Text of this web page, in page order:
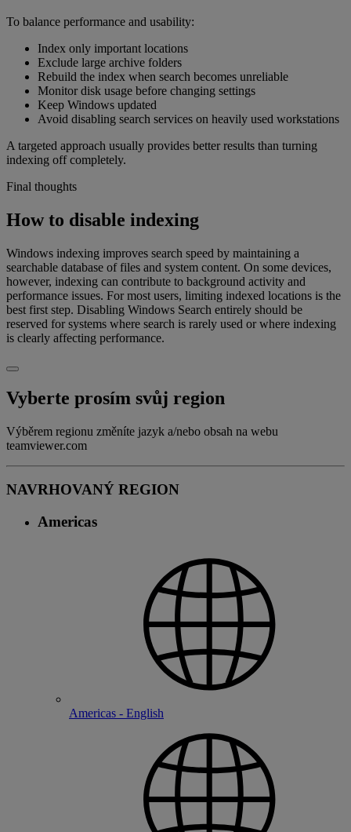
To balance performance and usability:
Index only important locations
Exclude large archive folders
Rebuild the index when search becomes unreliable
Monitor disk usage before changing settings
Keep Windows updated
Avoid disabling search services on heavily used workstations
A targeted approach usually provides better results than turning
indexing off completely.
Final thoughts
How to disable indexing
Windows indexing improves search speed by maintaining a
searchable database of files and system content. On some devices,
however, indexing can contribute to background activity and
performance issues. For most users, limiting indexed locations is the
best first step. Disabling Windows Search entirely should be
reserved for systems where search is rarely used or where indexing
is clearly affecting performance.
Vyberte prosím svůj region
Výběrem regionu změníte jazyk a/nebo obsah na webu
teamviewer.com
NAVRHOVANÝ REGION
Americas
Americas - English